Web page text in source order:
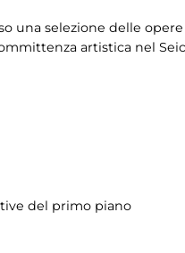
una selezione delle
artistica nel
del primo piano